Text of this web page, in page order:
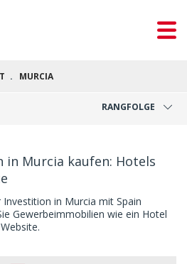
MURCIA
RANGFOLGE
in Murcia kaufen: Hotels
in Murcia mit Spain
Gewerbeimmobilien wie ein Hotel